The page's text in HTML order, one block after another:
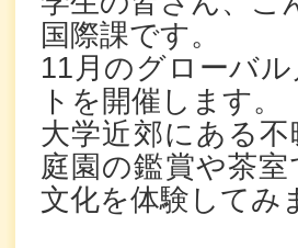
国際課です。
11月のグローバ
トを開催します。
大学近郊にある
庭園の鑑賞や茶
文化を体験してみ